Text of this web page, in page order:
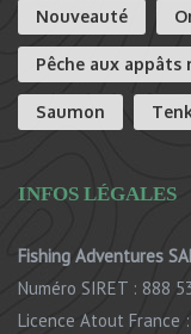
Nouveauté
Pêche aux appâts
Saumon
INFOS LÉGALES
Fishing Adventures
Numéro SIRET : 888
Licence Atout France